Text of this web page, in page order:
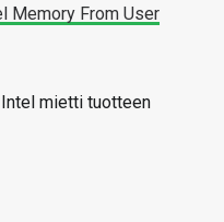
Memory From User
mietti tuotteen